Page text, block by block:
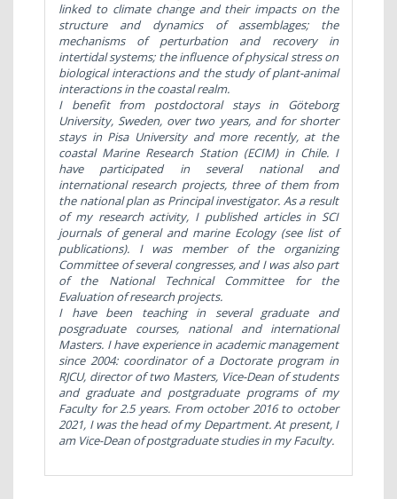
linked to climate change and their impacts on the
structure and dynamics of assemblages; the
mechanisms of perturbation and recovery in
intertidal systems; the influence of physical stress on
biological interactions and the study of plant-animal
interactions in the coastal realm.
I benefit from postdoctoral stays in Göteborg
University, Sweden, over two years, and for shorter
stays in Pisa University and more recently, at the
coastal Marine Research Station (ECIM) in Chile. I
have participated in several national and
international research projects, three of them from
the national plan as Principal investigator. As a result
of my research activity, I published articles in SCI
journals of general and marine Ecology (see list of
publications). I was member of the organizing
Committee of several congresses, and I was also part
of the National Technical Committee for the
Evaluation of research projects.
I have been teaching in several graduate and
posgraduate courses, national and international
Masters. I have experience in academic management
since 2004: coordinator of a Doctorate program in
RJCU, director of two Masters, Vice-Dean of students
and graduate and postgraduate programs of my
Faculty for 2.5 years. From october 2016 to october
2021, I was the head of my Department. At present, I
am Vice-Dean of postgraduate studies in my Faculty.